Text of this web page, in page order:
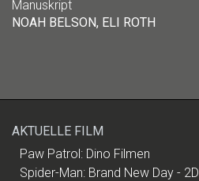
Manuskript
NOAH BELSON, ELI ROTH
AKTUELLE FILM
Paw Patrol: Dino Filmen
Spider-Man: Brand New Day - 2D